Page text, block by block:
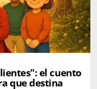
el cuento
que destina